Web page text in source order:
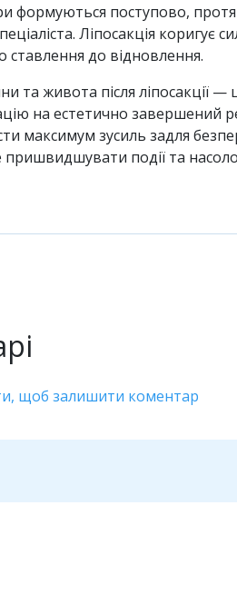
формуються поступово,
Ліпосакція коригує
ставлення до відновлення.
та живота після
на естетично завершений
максимум зусиль задля
пришвидшувати події та
щоб залишити коментар